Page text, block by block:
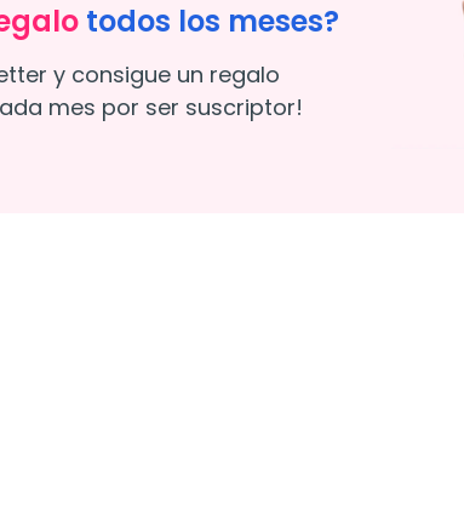
todos los meses?
y consigue un regalo
mes por ser suscriptor!